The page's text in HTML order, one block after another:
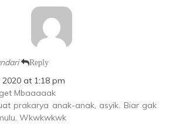
Reply
at 1:18 pm
Mbaaaaak
prakarya anak-anak, asyik. Biar gak
Wkwkwkwk